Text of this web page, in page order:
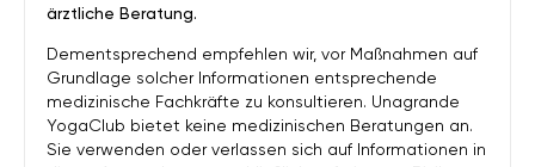
ärztliche Beratung.
Dementsprechend empfehlen wir, vor Maßnahmen auf
Grundlage solcher Informationen entsprechende
medizinische Fachkräfte zu konsultieren. Unagrande
YogaClub bietet keine medizinischen Beratungen an.
Sie verwenden oder verlassen sich auf Informationen in